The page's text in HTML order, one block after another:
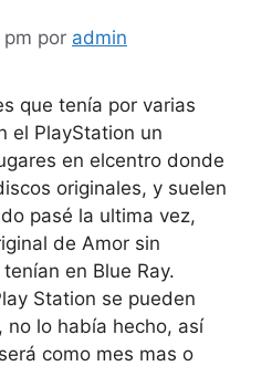
por admin
que tenía por varias
el PlayStation un
en elcentro donde
originales, y suelen
pasé la ultima vez,
de Amor sin
en Blue Ray.
Station se pueden
no lo había hecho, así
como mes mas o